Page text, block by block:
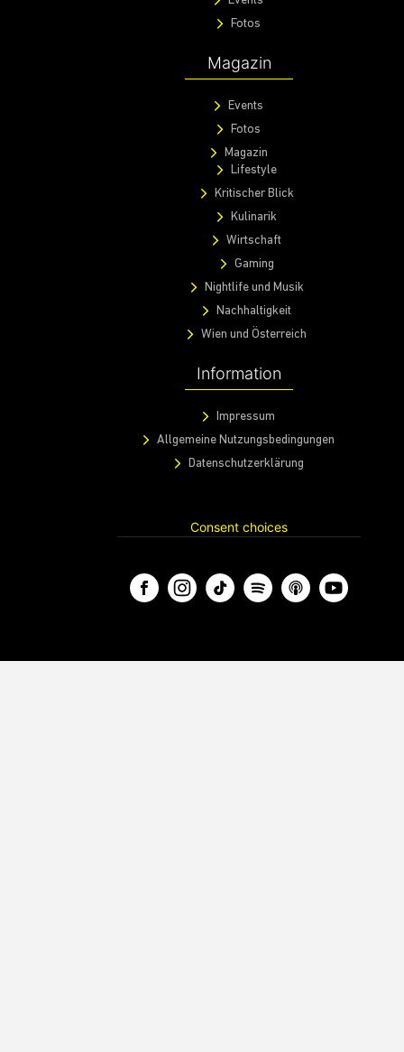
Fotos
Magazin
Events
Fotos
Magazin
Lifestyle
Kritischer Blick
Kulinarik
Wirtschaft
Gaming
Nightlife und Musik
Nachhaltigkeit
Wien und Österreich
Information
Impressum
Allgemeine Nutzungsbedingungen
Datenschutzerklärung
Consent choices